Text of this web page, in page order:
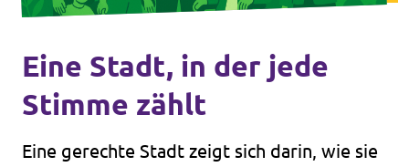
Eine Stadt, in der jede
Stimme zählt
Eine gerechte Stadt zeigt sich darin, wie sie